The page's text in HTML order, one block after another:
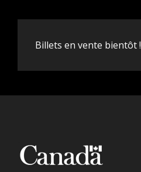
Billets en vente bientôt !